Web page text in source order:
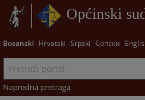
Općinski
Bosanski Hrvatski Srpski Српски
Napredna pretraga